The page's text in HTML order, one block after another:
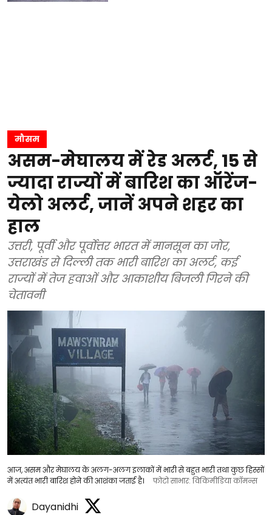
मौसम
असम-मेघालय में रेड अलर्ट, 15 से
ज्यादा राज्यों में बारिश का ऑरेंज-
येलो अलर्ट, जानें अपने शहर का
हाल
उत्तरी, पूर्वी और पूर्वोत्तर भारत में मानसून का जोर,
उत्तराखंड से दिल्ली तक भारी बारिश का अलर्ट, कई
राज्यों में तेज हवाओं और आकाशीय बिजली गिरने की
चेतावनी
आज, असम और मेघालय के अलग-अलग इलाकों में भारी से बहुत भारी तथा कुछ हिस्सों
में अत्यंत भारी बारिश होने की आशंका जताई है।
फोटो साभार: विकिमीडिया कॉमन्स
Dayanidhi